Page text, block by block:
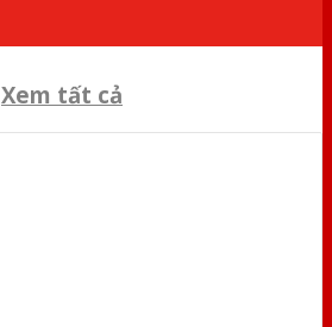
Xem tất cả